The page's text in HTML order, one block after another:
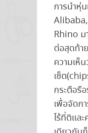
การนำหุ่
Rhino ม
ต่อสุดท้า
ความเห็
เซ็ต
กระตือรื
เพื่อจัดก
ไร้ที่ติแล